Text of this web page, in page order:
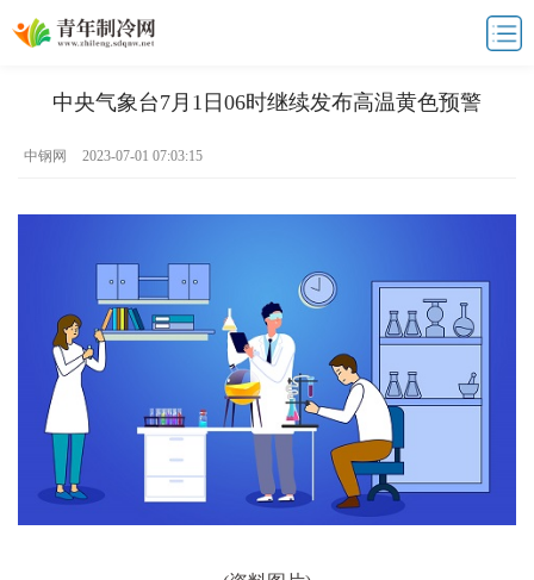
中央气象台7月1日06时继续发布高温黄色预警
中钢网 2023-07-01 07:03:15